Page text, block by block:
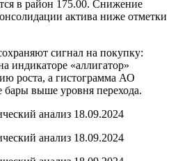
в район 175.00. Снижение
актива ниже отметки
сигнал на покупку:
индикаторе «аллигатор»
роста, а гистограмма АО
выше уровня перехода.